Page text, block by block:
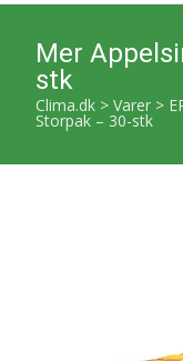
Mer
stk
Clima.dk > Varer >
Storpak – 30-stk